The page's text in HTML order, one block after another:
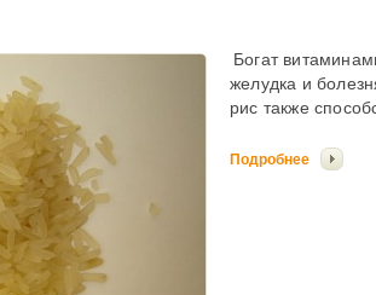
Богат
желудка и
рис также
Подробнее